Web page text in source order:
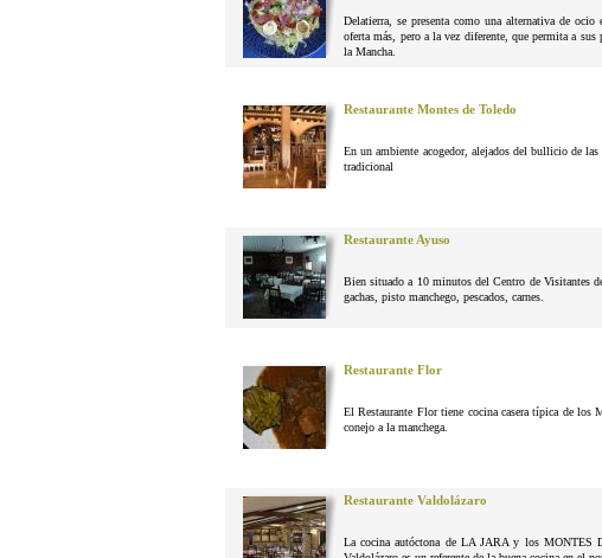
Delatierra, se presenta como una alternativa de
oferta más, pero a la vez diferente, que permita a
la Mancha.
Restaurante Montes de Toledo
En un ambiente acogedor, alejados del bullicio de
tradicional
Restaurante Ayuso
Bien situado a 10 minutos del Centro de Visitantes
gachas, pisto manchego, pescados, carnes.
Restaurante Flor
El Restaurante Flor tiene cocina casera típica de los
conejo a la manchega.
Restaurante Valdolázaro
La cocina autóctona de LA JARA y los MONTES